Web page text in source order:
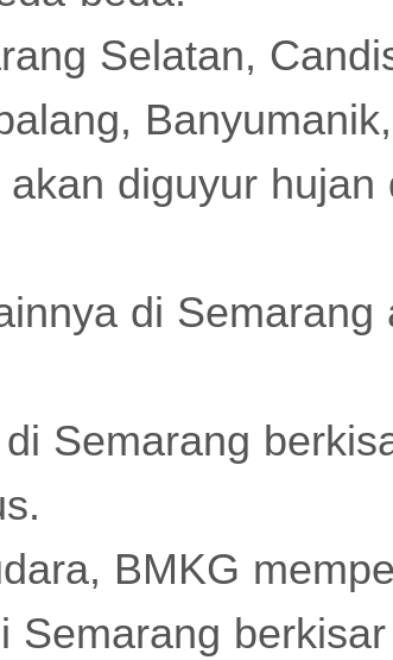
Selatan,
diguyur hujan
di Semarang
Semarang
BMKG
Semarang